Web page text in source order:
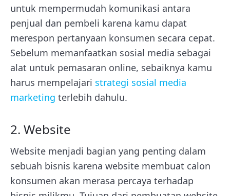
untuk mempermudah komunikasi antara
penjual dan pembeli karena kamu dapat
merespon pertanyaan konsumen secara cepat.
Sebelum memanfaatkan sosial media sebagai
alat untuk pemasaran online, sebaiknya kamu
harus mempelajari strategi sosial media
marketing terlebih dahulu.
2. Website
Website menjadi bagian yang penting dalam
sebuah bisnis karena website membuat calon
konsumen akan merasa percaya terhadap